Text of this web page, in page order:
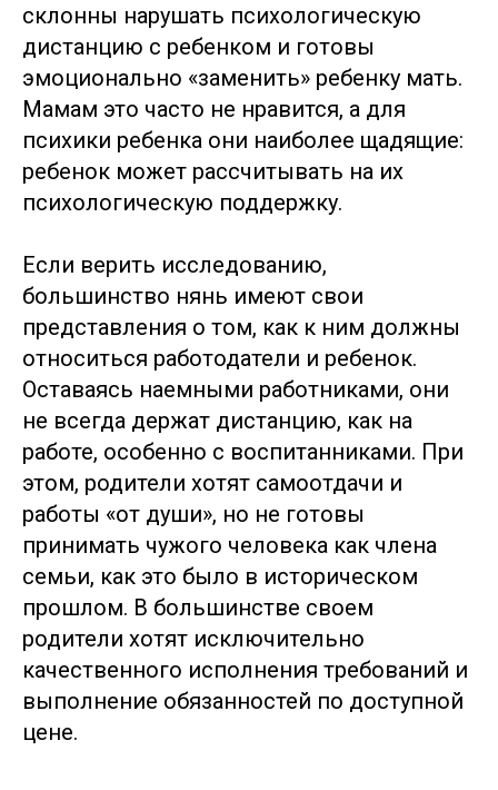
склонны нарушать психологическую
дистанцию с ребенком и готовы
эмоционально «заменить» ребенку мать.
Мамам это часто не нравится, а для
психики ребенка они наиболее щадящие:
ребенок может рассчитывать на их
психологическую поддержку.
Если верить исследованию,
большинство нянь имеют свои
представления о том, как к ним должны
относиться работодатели и ребенок.
Оставаясь наемными работниками, они
не всегда держат дистанцию, как на
работе, особенно с воспитанниками. При
этом, родители хотят самоотдачи и
работы «от души», но не готовы
принимать чужого человека как члена
семьи, как это было в историческом
прошлом. В большинстве своем
родители хотят исключительно
качественного исполнения требований и
выполнение обязанностей по доступной
цене.